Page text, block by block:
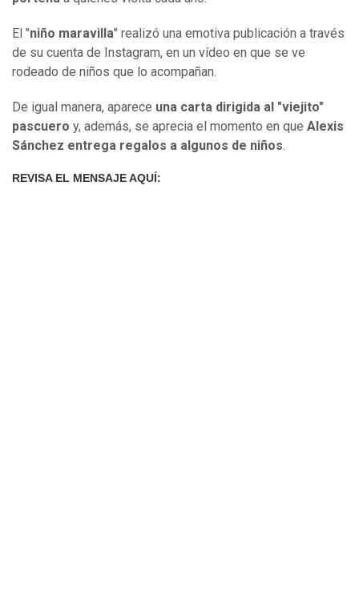
El "niño maravilla" realizó una emotiva publicación a través
de su cuenta de Instagram, en un vídeo en que se ve
rodeado de niños que lo acompañan.
De igual manera, aparece una carta dirigida al "viejito"
pascuero y, además, se aprecia el momento en que Alexis
Sánchez entrega regalos a algunos de niños.
REVISA EL MENSAJE AQUÍ: